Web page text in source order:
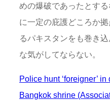
めの爆破であったとす
に一定の庇護どころか
るパキスタンをも巻き
な気がしてならない。
Police hunt ‘foreigner’
Bangkok shrine